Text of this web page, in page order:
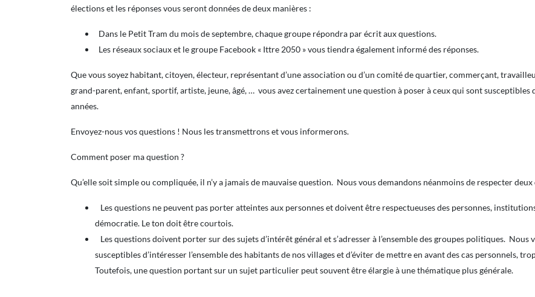
élections et les réponses vous seront données de deux manières :
Dans le Petit Tram du mois de septembre, chaque groupe répondra par écrit aux questions.
Les réseaux sociaux et le groupe Facebook « Ittre 2050 » vous tiendra également informé des réponses.
Que vous soyez habitant, citoyen, électeur, représentant d’une association ou d’un comité de quartier, commerçant,
grand-parent, enfant, sportif, artiste, jeune, âgé, … vous avez certainement une question à poser à ceux qui sont
années.
Envoyez-nous vos questions ! Nous les transmettrons et vous informerons.
Comment poser ma question ?
Qu’elle soit simple ou compliquée, il n’y a jamais de mauvaise question. Nous vous demandons néanmoins de respecter deux
Les questions ne peuvent pas porter atteintes aux personnes et doivent être respectueuses des personnes,
démocratie. Le ton doit être courtois.
Les questions doivent porter sur des sujets d’intérêt général et s’adresser à l’ensemble des groupes politiques. Nous
susceptibles d’intéresser l’ensemble des habitants de nos villages et d’éviter de mettre en avant des cas personnels,
Toutefois, une question portant sur un sujet particulier peut souvent être élargie à une thématique plus générale.